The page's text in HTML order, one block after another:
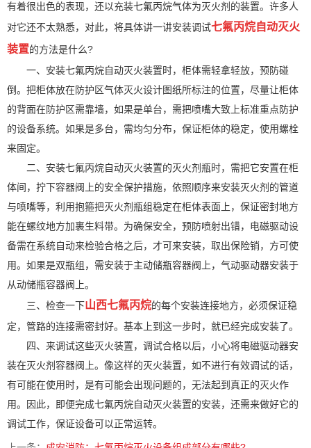
有着很出色的表现，还以充装七氟丙烷气体为灭火剂的装置。许多人
对它还不太熟悉，对此，将具体讲一讲安装调试七氟丙烷自动灭火
装置的方法是什么?
一、安装七氟丙烷自动灭火装置时，柜体需轻拿轻放，预防碰
倒。把柜体放在防护区气体灭火设计图纸所标注的位置，尽量让柜体
的背面在防护区需靠墙，如果是单台，需把喷嘴大致上标准重点防护
的设备系统。如果是多台，需均匀分布，保证柜体的稳定，使用螺栓
来固定。
二、安装七氟丙烷自动灭火装置的灭火剂瓶时，需把它安置在柜
体间，拧下容器阀上的安全保护措施，依照顺序来安装灭火剂的管道
与喷嘴等，利用抱箍把灭火剂瓶组稳定在柜体表面上，保证密封地方
能在螺纹地方加裹生料带。为确保安全，预防喷射出错，电磁驱动设
备需在系统自动来检验合格之后，才可来安装，取出保险销，方可使
用。如果是双瓶组，需安装于主动储瓶容器阀上，气动驱动器安装于
从动储瓶容器阀上。
三、检查一下山西七氟丙烷的每个安装连接地方，必须保证稳
定，管路的连接需密封好。基本上到这一步时，就已经完成安装了。
四、来调试这些灭火装置，调试合格以后，小心将电磁驱动器安
装在灭火剂容器阀上。像这样的灭火装置，如不进行有效调试的话，
有可能在使用时，是有可能会出现问题的，无法起到真正的灭火作
用。因此，即便完成七氟丙烷自动灭火装置的安装，还需来做好它的
调试工作，保证设备可以正常运转。